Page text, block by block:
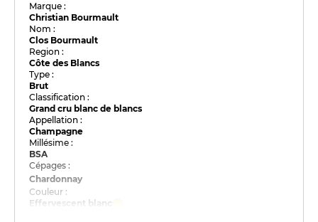
Marque :
Christian Bourmault
Nom :
Clos Bourmault
Region :
Côte des Blancs
Type :
Brut
Classification :
Grand cru blanc de blancs
Appellation :
Champagne
Millésime :
BSA
Cépages :
Chardonnay
Couleur :
Effervescent blanc